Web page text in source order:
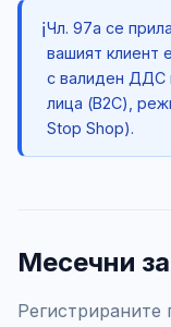
ℹ️Чл. 97а се
вашият клиент
с валиден ДДС
лица (B2C),
Stop Shop).
Месечни
Регистрираните